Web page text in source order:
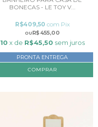
BONECAS - LE TOY V...
R$455,00
R$409,50 com Pix
10 x de R$45,50 sem juros
PRONTA ENTREGA